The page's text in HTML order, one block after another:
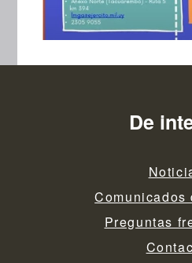
De
Comunicados
Preguntas